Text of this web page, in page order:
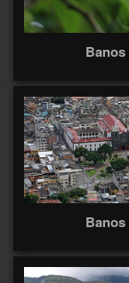
Banos
Banos